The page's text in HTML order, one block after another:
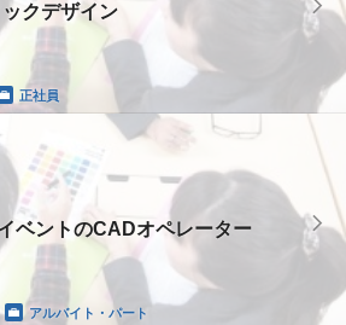
ックデザイン
正社員
ベントのCADオペレーター
アルバイト・パート